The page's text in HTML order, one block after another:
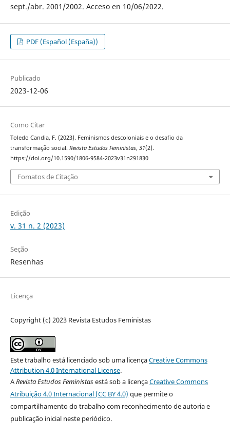
sept./abr. 2001/2002. Acceso en 10/06/2022.
PDF (Español (España))
Publicado
2023-12-06
Como Citar
Toledo Candia, F. (2023). Feminismos descoloniais e o desafio da
transformação social. Revista Estudos Feministas, 31(2).
https://doi.org/10.1590/1806-9584-2023v31n291830
Fomatos de Citação
Edição
v. 31 n. 2 (2023)
Seção
Resenhas
Licença
Copyright (c) 2023 Revista Estudos Feministas
Este trabalho está licenciado sob uma licençaCreative Commons
Attribution 4.0 International License.
ARevista Estudos Feministasestá sob a licençaCreative Commons
Atribuição 4.0 Internacional (CC BY 4.0) que permite o
compartilhamento do trabalho com reconhecimento de autoria e
publicação inicial neste periódico.